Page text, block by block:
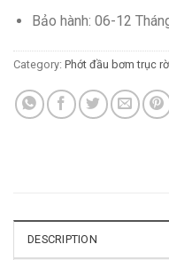
Bảo hành: 06-12
Category: Phớt đầu bơm trục
DESCRIPTION